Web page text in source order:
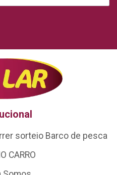
sorteio Barco de pesca
CARRO